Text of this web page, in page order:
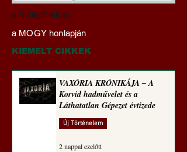
Darai Lajos:
Naplóbölcsességeim
(2023)
a Szilaj Csikón
a MOGY honlapján
KIEMELT CIKKEK
VAXÓRIA KRÓNIKÁJA ‒ A
Korvid hadművelet és a
Láthatatlan Gépezet évtizede
Új Történelem
2 nappal ezelőtt